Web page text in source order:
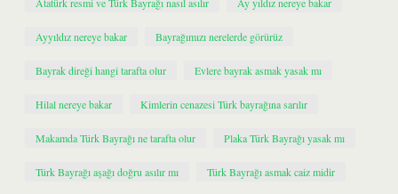
Ayyıldız nereye bakar Bayrağımızı nerelerde görürüz
Bayrak direği hangi tarafta olur Evlere bayrak asmak yasak mı
Hilal nereye bakar Kimlerin cenazesi Türk bayrağına sarılır
Makamda Türk Bayrağı ne tarafta olur Plaka Türk Bayrağı yasak mı
Türk Bayrağı aşağı doğru asılır mı Türk Bayrağı asmak caiz midir